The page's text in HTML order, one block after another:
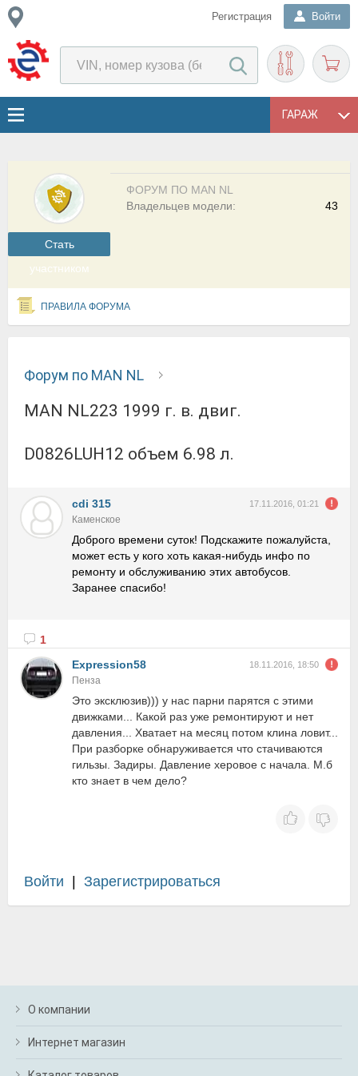
Регистрация Войти
ГАРАЖ
Cтать
участником
ФОРУМ ПО MAN NL
43
Владельцев модели:
ПРАВИЛА ФОРУМА
Форум по MAN NL
MAN NL223 1999 г. в. двиг.
D0826LUH12 объем 6.98 л.
cdi 315 17.11.2016, 01:21
Каменское
Доброго времени суток! Подскажите пожалуйста,
может есть у кого хоть какая-нибудь инфо по
ремонту и обслуживанию этих автобусов.
Заранее спасибо!
1
Expression58
18.11.2016, 18:50
Пенза
Это эксклюзив))) у нас парни парятся с этими
движками... Какой раз уже ремонтируют и нет
давления... Хватает на месяц потом клина ловит...
При разборке обнаруживается что стачиваются
гильзы. Задиры. Давление херовое с начала. М.б
кто знает в чем дело?
Войти Зарегистрироваться
О компании
Интернет магазин